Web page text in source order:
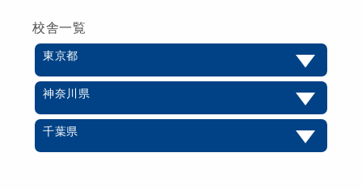
校舎一覧
東京都
神奈川県
千葉県